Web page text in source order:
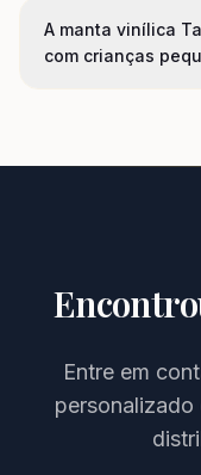
A manta vinílica
com crianças
Entre em